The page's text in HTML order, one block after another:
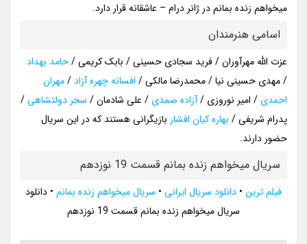
میخواهم زنده بمانم در ژانر درام – عاشقانه قرار دارد.
اسامی هنرمندان
عزت الله مهرآوران / فرید سجادی حسینی / بابک کریمی /حامد بهداد
/ مهدی حسینی نیا / محمدرضا مالکی / افسانه چهره آزاد/مهران
احمدی / امیر نوروزی /آزاده صمدی / علی شادمان / سحر دولتشاهی/
پدرام شریفی / بهاره کیان افشار بازیگرانی هستند که در این سریال
حضور دارند.
سریال میخواهم زنده بمانم قسمت 19 نوزدهم
فیلم ترین • دانلود سریال ایرانی • سریال میخواهم زنده بمانم • دانلود
سریال میخواهم زنده بمانم قسمت 19 نوزدهم